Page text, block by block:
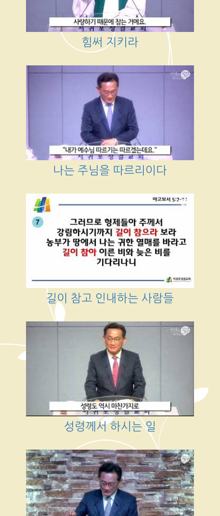
힘써 지키라
나는 주님을 따르리이다
길이 참고 인내하는 사람들
성령께서 하시는 일